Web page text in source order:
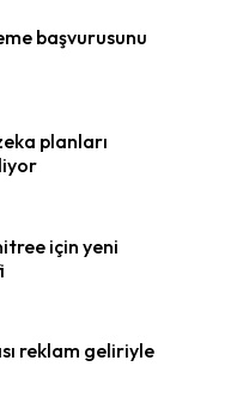
başvurusunu
planları
için yeni
reklam geliriyle